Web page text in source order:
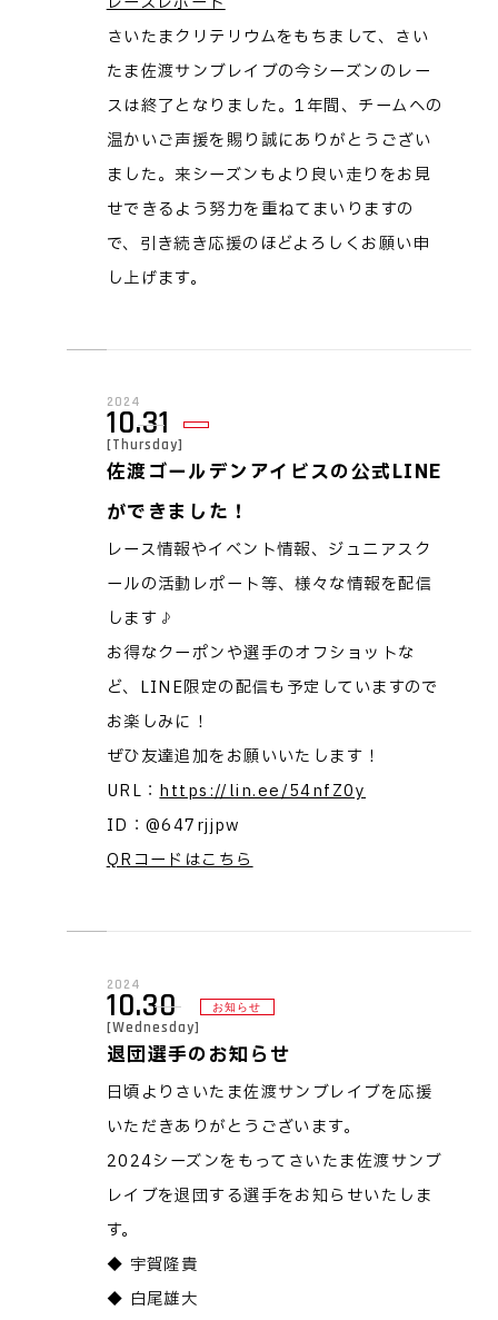
さいたまクリテリウムをもちまして、さい
たま佐渡サンブレイブの今シーズンのレー
スは終了となりました。1年間、チームへの
温かいご声援を賜り誠にありがとうござい
ました。来シーズンもより良い走りをお見
せできるよう努力を重ねてまいりますの
で、引き続き応援のほどよろしくお願い申
し上げます。
2024
10.31
[Thursday]
佐渡ゴールデンアイビスの公式LINE
ができました！
レース情報やイベント情報、ジュニアスク
ールの活動レポート等、様々な情報を配信
します♪
お得なクーポンや選手のオフショットな
ど、LINE限定の配信も予定していますので
お楽しみに！
ぜひ友達追加をお願いいたします！
URL：https://lin.ee/54nfZ0y
ID：@647rjjpw
QRコードはこちら
2024
10.30
[Wednesday]
お知らせ
退団選手のお知らせ
日頃よりさいたま佐渡サンブレイブを応援
いただきありがとうございます。
2024シーズンをもってさいたま佐渡サンブ
レイブを退団する選手をお知らせいたしま
す。
◆ 宇賀隆貴
◆ 白尾雄大